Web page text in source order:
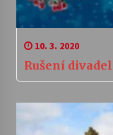
10. 3. 2020
Rušení